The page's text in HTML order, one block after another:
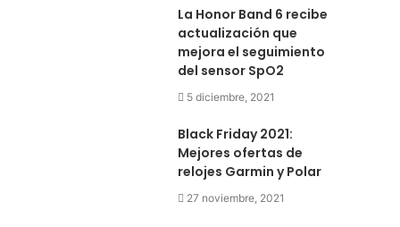
La Honor Band 6 recibe
actualización que
mejora el seguimiento
del sensor SpO2
5 diciembre, 2021
Black Friday 2021:
Mejores ofertas de
relojes Garmin y Polar
27 noviembre, 2021